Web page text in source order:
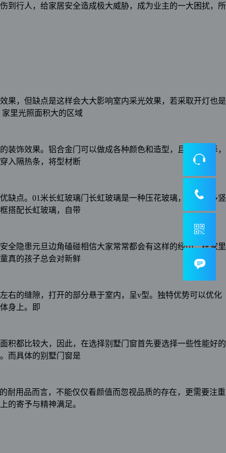
到行人，给家居安全造成极大威胁，成为业主的一大困扰，所
果，但缺点是这样会大大影响室内采光效果，若采取开灯也是
里光照面积大的区域
饰效果。铝合金门可以做成各种颜色和造型，且表面光泽，
入隔热条，将型材断
缺点。01米长虹玻璃门长虹玻璃是一种压花玻璃，它由很多竖
搭配长虹玻璃，自带
全隐患元旦边角磕碰相信大家常常都会有这样的经历，在家里
真的孩子总会对新鲜
右的缝隙，打开的部分悬于室内，呈v型。独特优势可以优化
身上。即
积都比较大，因此，在选择别墅门窗首先要选择一些性能好的
而具体的别墅门窗是
耐用品而言，不能仅仅看颜值而忽视品质的存在，更需要注重
的寄予与精神满足。